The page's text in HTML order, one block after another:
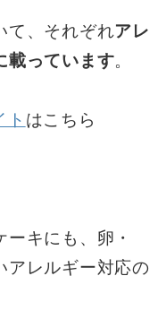
て、それぞれアレ
載っています。
ト はこちら
キにも、卵・
アレルギー対応の